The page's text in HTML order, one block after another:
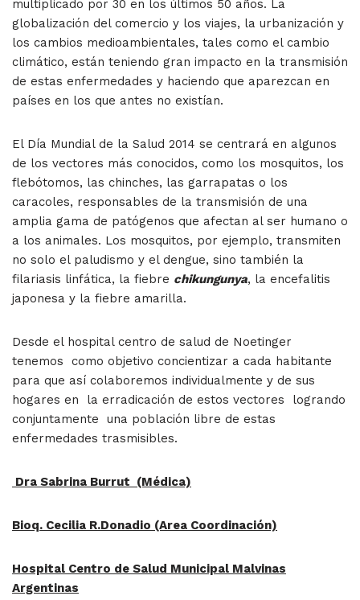
multiplicado por 30 en los últimos 50 años. La
globalización del comercio y los viajes, la urbanización y
los cambios medioambientales, tales como el cambio
climático, están teniendo gran impacto en la transmisión
de estas enfermedades y haciendo que aparezcan en
países en los que antes no existían.
El Día Mundial de la Salud 2014 se centrará en algunos
de los vectores más conocidos, como los mosquitos, los
flebótomos, las chinches, las garrapatas o los
caracoles, responsables de la transmisión de una
amplia gama de patógenos que afectan al ser humano o
a los animales. Los mosquitos, por ejemplo, transmiten
no solo el paludismo y el dengue, sino también la
filariasis linfática, la fiebre chikungunya, la encefalitis
japonesa y la fiebre amarilla.
Desde el hospital centro de salud de Noetinger
tenemos como objetivo concientizar a cada habitante
para que así colaboremos individualmente y de sus
hogares en la erradicación de estos vectores logrando
conjuntamente una población libre de estas
enfermedades trasmisibles.
Dra Sabrina Burrut (Médica)
Bioq. Cecilia R.Donadio (Area Coordinación)
Hospital Centro de Salud Municipal Malvinas
Argentinas